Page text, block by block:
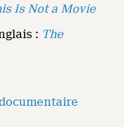
Is Not a Movie
: The